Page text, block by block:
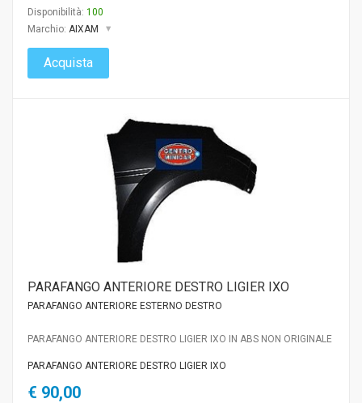
Disponibilità: 100
Marchio: AIXAM
Acquista
PARAFANGO ANTERIORE DESTRO LIGIER IXO
PARAFANGO ANTERIORE ESTERNO DESTRO
PARAFANGO ANTERIORE DESTRO LIGIER IXO IN ABS NON ORIGINALE
PARAFANGO ANTERIORE DESTRO LIGIER IXO
€ 90,00